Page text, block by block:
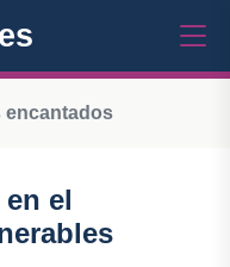
encantados
el